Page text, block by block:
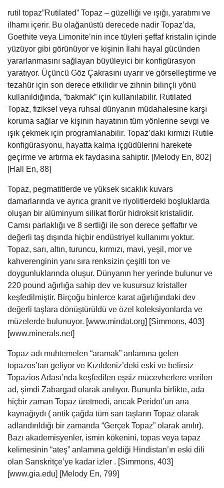
rutil topaz”Rutilated” Topaz – güzelliği ve ışığı, yaratımı ve
ilhamı içerir. Bu olağanüstü derecede nadir Topaz’da,
Goethite veya Limonite’nin ince tüyleri şeffaf kristalin içinde
yüzüyor gibi görünüyor ve kişinin İlahi hayal gücünden
yararlanmasını sağlayan büyüleyici bir konfigürasyon
yaratıyor. Üçüncü Göz Çakrasını uyarır ve görselleştirme ve
tezahür için son derece etkilidir ve zihnin bilinçli yönü
kullanıldığında, “bakmak” için kullanılabilir. Rutilated
Topaz, fiziksel veya ruhsal dünyanın müdahalesine karşı
koruma sağlar ve kişinin hayatının tüm yönlerine sevgi ve
ışık çekmek için programlanabilir. Topaz’daki kırmızı Rutile
konfigürasyonu, hayatta kalma içgüdülerini harekete
geçirme ve artırma ek faydasına sahiptir. [Melody En, 802]
[Hall En, 88]
Topaz, pegmatitlerde ve yüksek sıcaklık kuvars
damarlarında ve ayrıca granit ve riyolitlerdeki boşluklarda
oluşan bir alüminyum silikat florür hidroksit kristalidir.
Camsı parlaklığı ve 8 sertliği ile son derece şeffaftır ve
değerli taş dışında hiçbir endüstriyel kullanımı yoktur.
Topaz, sarı, altın, turuncu, kırmızı, mavi, yeşil, mor ve
kahverenginin yanı sıra renksizin çeşitli ton ve
doygunluklarında oluşur. Dünyanın her yerinde bulunur ve
220 pound ağırlığa sahip dev ve kusursuz kristaller
keşfedilmiştir. Birçoğu binlerce karat ağırlığındaki dev
değerli taşlara dönüştürüldü ve özel koleksiyonlarda ve
müzelerde bulunuyor. [www.mindat.org] [Simmons, 403]
[www.minerals.net]
Topaz adı muhtemelen “aramak” anlamına gelen
topazos’tan geliyor ve Kızıldeniz’deki eski ve belirsiz
Topazios Adası’nda keşfedilen eşsiz mücevherlere verilen
ad, şimdi Zabargad olarak anılıyor. Bununla birlikte, ada
hiçbir zaman Topaz üretmedi, ancak Peridot’un ana
kaynağıydı ( antik çağda tüm sarı taşların Topaz olarak
adlandırıldığı bir zamanda “Gerçek Topaz” olarak anılır).
Bazı akademisyenler, ismin kökenini, topas veya tapaz
kelimesinin “ateş” anlamına geldiği Hindistan’ın eski dili
olan Sanskritçe’ye kadar izler . [Simmons, 403]
[www.gia.edu] [Melody En, 799]